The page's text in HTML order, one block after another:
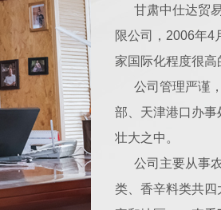
甘肃中仕达贸
限公司，2006年4
家国际化程度很高
公司管理严谨
部、天津港口办
壮大之中。
公司主要从事
类、香辛料类共